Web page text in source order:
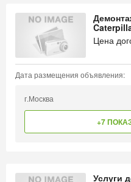
Цена
Дата размещения объявления:
г.Москва
+7
Услуги